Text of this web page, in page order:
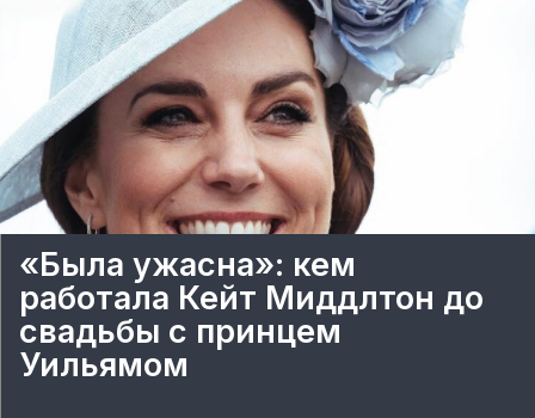
«Была ужасна»: кем
работала Кейт Миддлтон до
свадьбы с принцем
Уильямом